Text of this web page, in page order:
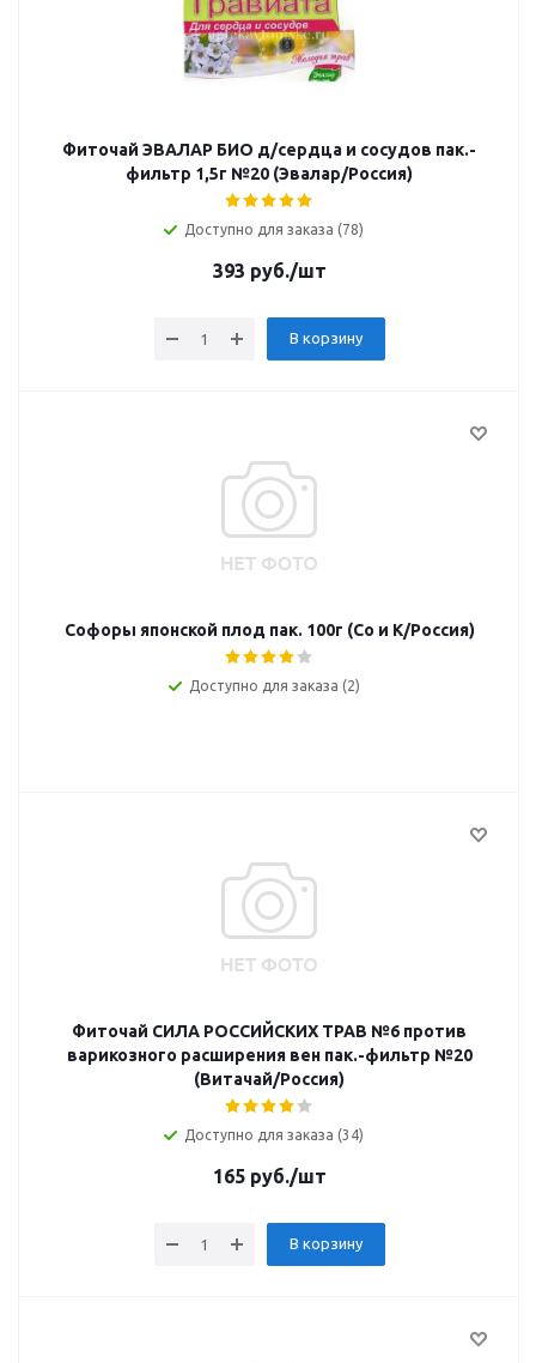
Фиточай ЭВАЛАР БИО д/сердца и сосудов пак.-
фильтр 1,5г №20 (Эвалар/Россия)
Доступно для заказа (78)
393 руб./шт
В корзину
Софоры японской плод пак. 100г (Со и К/Россия)
Доступно для заказа (2)
Фиточай СИЛА РОССИЙСКИХ ТРАВ №6 против
варикозного расширения вен пак.-фильтр №20
(Витачай/Россия)
Доступно для заказа (34)
165руб./шт
В корзину